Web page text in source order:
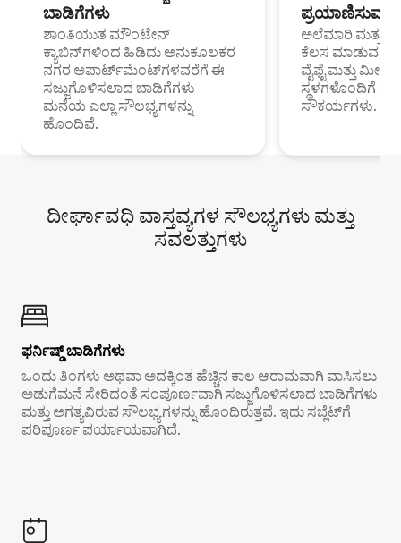
ಬಾಡಿಗೆಗಳು
ಶಾಂತಿಯುತ ಮೌಂಟೇನ್
ಕ್ಯಾಬಿನ್‌ಗಳಿಂದ ಹಿಡಿದು ಅನುಕೂಲಕರ
ನಗರ ಅಪಾರ್ಟ್‌ಮೆಂಟ್‌ಗಳವರೆಗೆ ಈ
ಸಜ್ಜುಗೊಳಿಸಲಾದ ಬಾಡಿಗೆಗಳು
ಮನೆಯ ಎಲ್ಲಾ ಸೌಲಭ್ಯಗಳನ್ನು
ಹೊಂದಿವೆ.
ಪ್ರಯಾಣಿಸುವ
ಅಲೆಮಾರಿ ಮತ್ತು
ಕೆಲಸ ಮಾಡುವ
ವೈಫೈ ಮತ್ತು
ಸ್ಥಳಗಳೊಂದಿಗೆ
ಸೌಕರ್ಯಗಳು.
ದೀರ್ಘಾವಧಿ ವಾಸ್ತವ್ಯಗಳ ಸೌಲಭ್ಯಗಳು ಮತ್ತು
ಸವಲತ್ತುಗಳು
ಫರ್ನಿಷ್ಡ್ ಬಾಡಿಗೆಗಳು
ಒಂದು ತಿಂಗಳು ಅಥವಾ ಅದಕ್ಕಿಂತ ಹೆಚ್ಚಿನ ಕಾಲ ಆರಾಮವಾಗಿ ವಾಸಿಸಲು
ಅಡುಗೆಮನೆ ಸೇರಿದಂತೆ ಸಂಪೂರ್ಣವಾಗಿ ಸಜ್ಜುಗೊಳಿಸಲಾದ ಬಾಡಿಗೆಗಳು
ಮತ್ತು ಅಗತ್ಯವಿರುವ ಸೌಲಭ್ಯಗಳನ್ನು ಹೊಂದಿರುತ್ತವೆ. ಇದು ಸಬ್ಲೆಟ್‌ಗೆ
ಪರಿಪೂರ್ಣ ಪರ್ಯಾಯವಾಗಿದೆ.